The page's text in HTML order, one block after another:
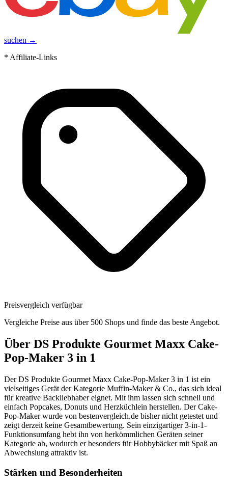
suchen →
* Affiliate-Links
Preisvergleich verfügbar
Vergleiche Preise aus über 500 Shops und finde das beste Angebot.
Über DS Produkte Gourmet Maxx Cake-
Pop-Maker 3 in 1
Der DS Produkte Gourmet Maxx Cake-Pop-Maker 3 in 1 ist ein
vielseitiges Gerät der Kategorie Muffin-Maker & Co., das sich ideal
für kreative Backliebhaber eignet. Mit ihm lassen sich schnell und
einfach Popcakes, Donuts und Herzküchlein herstellen. Der Cake-
Pop-Maker wurde von bestenvergleich.de bisher nicht getestet und
zeigt derzeit keine Gesamtbewertung. Sein einzigartiger 3-in-1-
Funktionsumfang hebt ihn von herkömmlichen Geräten seiner
Kategorie ab, wodurch er besonders für Hobbybäcker mit Spaß an
Abwechslung attraktiv ist.
Stärken und Besonderheiten